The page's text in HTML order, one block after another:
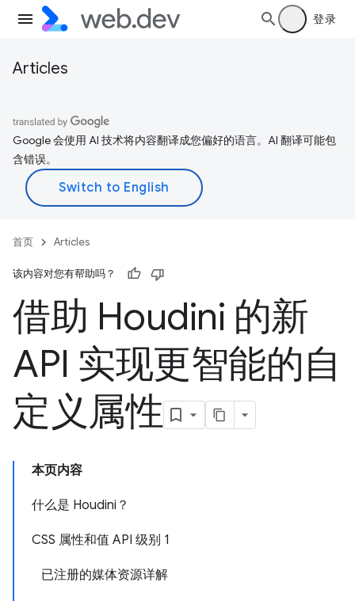
登录
Articles
Google 会使用 AI 技术将内容翻译成您偏好的语言。AI 翻译可能包
含错误。
首页 Articles
该内容对您有帮助吗？
借助 Houdini 的新
API 实现更智能的自
定义属性
本页内容
什么是 Houdini？
CSS 属性和值 API 级别 1
已注册的媒体资源详解